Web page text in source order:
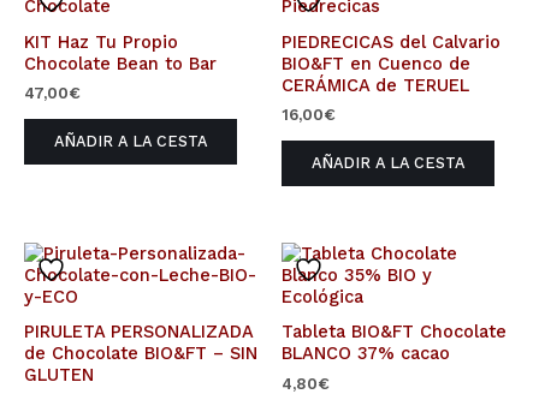
KIT Haz Tu Propio
Chocolate Bean to Bar
47,00€
AÑADIR A LA CESTA
PIEDRECICAS del Calvario
BIO&FT en Cuenco de
CERÁMICA de TERUEL
16,00€
AÑADIR A LA CESTA
PIRULETA PERSONALIZADA
de Chocolate BIO&FT – SIN
GLUTEN
Tableta BIO&FT Chocolate
BLANCO 37% cacao
4,80€